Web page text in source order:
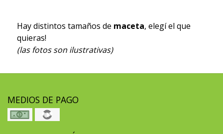
Hay distintos tamaños de maceta, elegí el que
quieras!
(las fotos son ilustrativas)
MEDIOS DE PAGO